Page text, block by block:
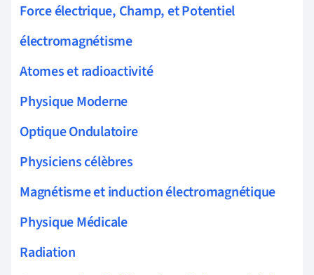
Force électrique, Champ, et Potentiel
électromagnétisme
Atomes et radioactivité
Physique Moderne
Optique Ondulatoire
Physiciens célèbres
Magnétisme et induction électromagnétique
Physique Médicale
Radiation